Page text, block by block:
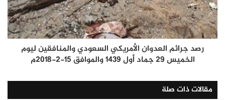
رصد جرائم العدوان الأمريكي السعودي والمنافقين ليوم
الخميس 29 جماد أول 1439 والموافق 15-2-2018م
مقالات ذات صلة